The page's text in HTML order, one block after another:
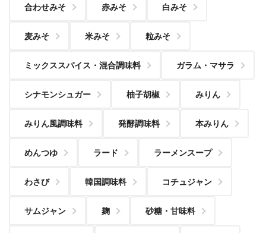
合わせみそ 赤みそ 白みそ
麦みそ 米みそ 粒みそ
ミックススパイス・混合調味料 ガラム・マサラ
シナモンシュガー 柚子胡椒 みりん
みりん風調味料 発酵調味料 本みりん
めんつゆ ラード ラーメンスープ
わさび 韓国調味料 コチュジャン
サムジャン 麹 砂糖・甘味料